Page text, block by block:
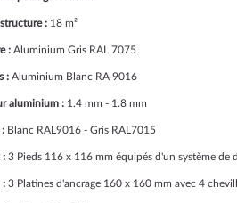
: 18 m²
: Aluminium Gris RAL 7075
: Aluminium Blanc RA 9016
aluminium : 1.4 mm - 1.8 mm
: Blanc RAL9016 - Gris RAL7015
: 3 Pieds 116 x 116 mm équipés d'un système de
: 3 Platines d'ancrage 160 x 160 mm avec 4